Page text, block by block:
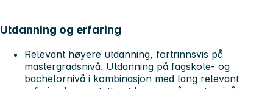
Utdanning og erfaring
Relevant høyere utdanning, fortrinnsvis på
mastergradsnivå. Utdanning på fagskole- og
bachelornivå i kombinasjon med lang relevant